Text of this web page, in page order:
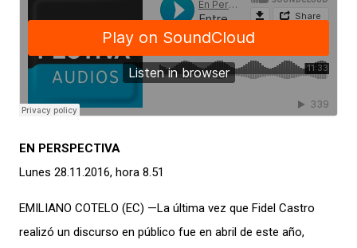
EN PERSPECTIVA
Lunes 28.11.2016, hora 8.51
EMILIANO COTELO (EC) —La última vez que Fidel Castro
realizó un discurso en público fue en abril de este año,